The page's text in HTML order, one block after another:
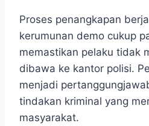
Proses penangkapan
kerumunan demo cukup
memastikan pelaku tidak
dibawa ke kantor polisi.
menjadi
tindakan kriminal yang
masyarakat.